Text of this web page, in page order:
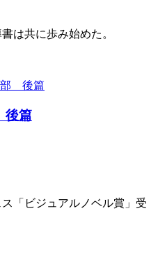
は共に歩み始めた。
篇
「ビジュアルノベル賞」受